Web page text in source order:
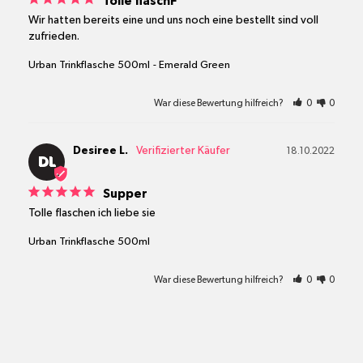
Wir hatten bereits eine und uns noch eine bestellt sind voll
zufrieden.
Urban Trinkflasche 500ml Emerald Green
War diese Bewertung hilfreich? 0 0
DL
18.10.2022
Desiree L.
Supper
Tolle flaschen ich liebe sie
Urban Trinkflasche 500ml
War diese Bewertung hilfreich? 0 0